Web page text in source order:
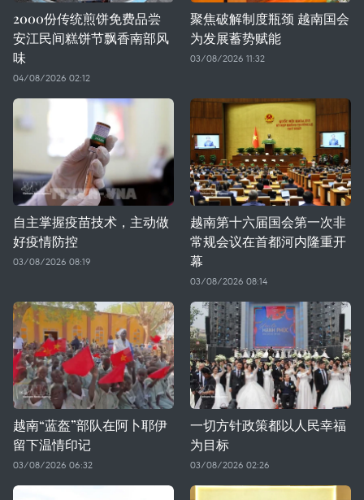
2000份传统煎饼免费品尝
安江民间糕饼节飘香南部风
味
04/08/2026 02:12
聚焦破解制度瓶颈 越南国会
为发展蓄势赋能
03/08/2026 11:32
自主掌握疫苗技术，主动做
好疫情防控
03/08/2026 08:19
越南第十六届国会第一次非
常规会议在首都河内隆重开
幕
03/08/2026 08:14
越南“蓝盔”部队在阿卜耶伊
留下温情印记
03/08/2026 06:32
一切方针政策都以人民幸福
为目标
03/08/2026 02:26